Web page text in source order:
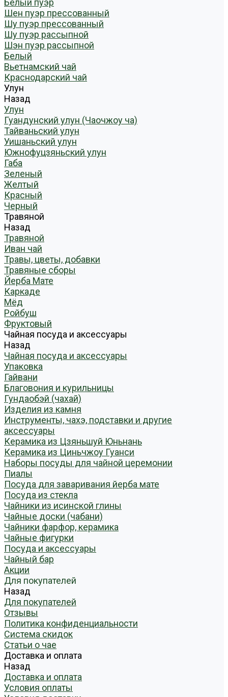
Белый пуэр
Шен пуэр прессованный
Шу пуэр прессованный
Шу пуэр рассыпной
Шэн пуэр рассыпной
Белый
Вьетнамский чай
Краснодарский чай
Улун
Назад
Улун
Гуандунский улун (Чаочжоу ча)
Тайваньский улун
Уишаньский улун
Южнофуцзяньский улун
Габа
Зеленый
Желтый
Красный
Черный
Травяной
Назад
Травяной
Иван чай
Травы, цветы, добавки
Травяные сборы
Йерба Мате
Каркаде
Мёд
Ройбуш
Фруктовый
Чайная посуда и аксессуары
Назад
Чайная посуда и аксессуары
Упаковка
Гайвани
Благовония и курильницы
Гундаобэй (чахай)
Изделия из камня
Инструменты, чахэ, подставки и другие
аксессуары
Керамика из Цзяньшуй Юньнань
Керамика из Циньчжоу Гуанси
Наборы посуды для чайной церемонии
Пиалы
Посуда для заваривания йерба мате
Посуда из стекла
Чайники из исинской глины
Чайные доски (чабани)
Чайники фарфор, керамика
Чайные фигурки
Посуда и аксессуары
Чайный бар
Акции
Для покупателей
Назад
Для покупателей
Отзывы
Политика конфиденциальности
Система скидок
Статьи о чае
Доставка и оплата
Назад
Доставка и оплата
Условия оплаты